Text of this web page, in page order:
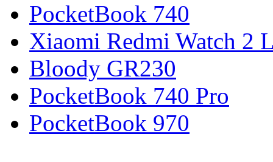
PocketBook 740
Xiaomi Redmi Watch 2
Bloody GR230
PocketBook 740 Pro
PocketBook 970